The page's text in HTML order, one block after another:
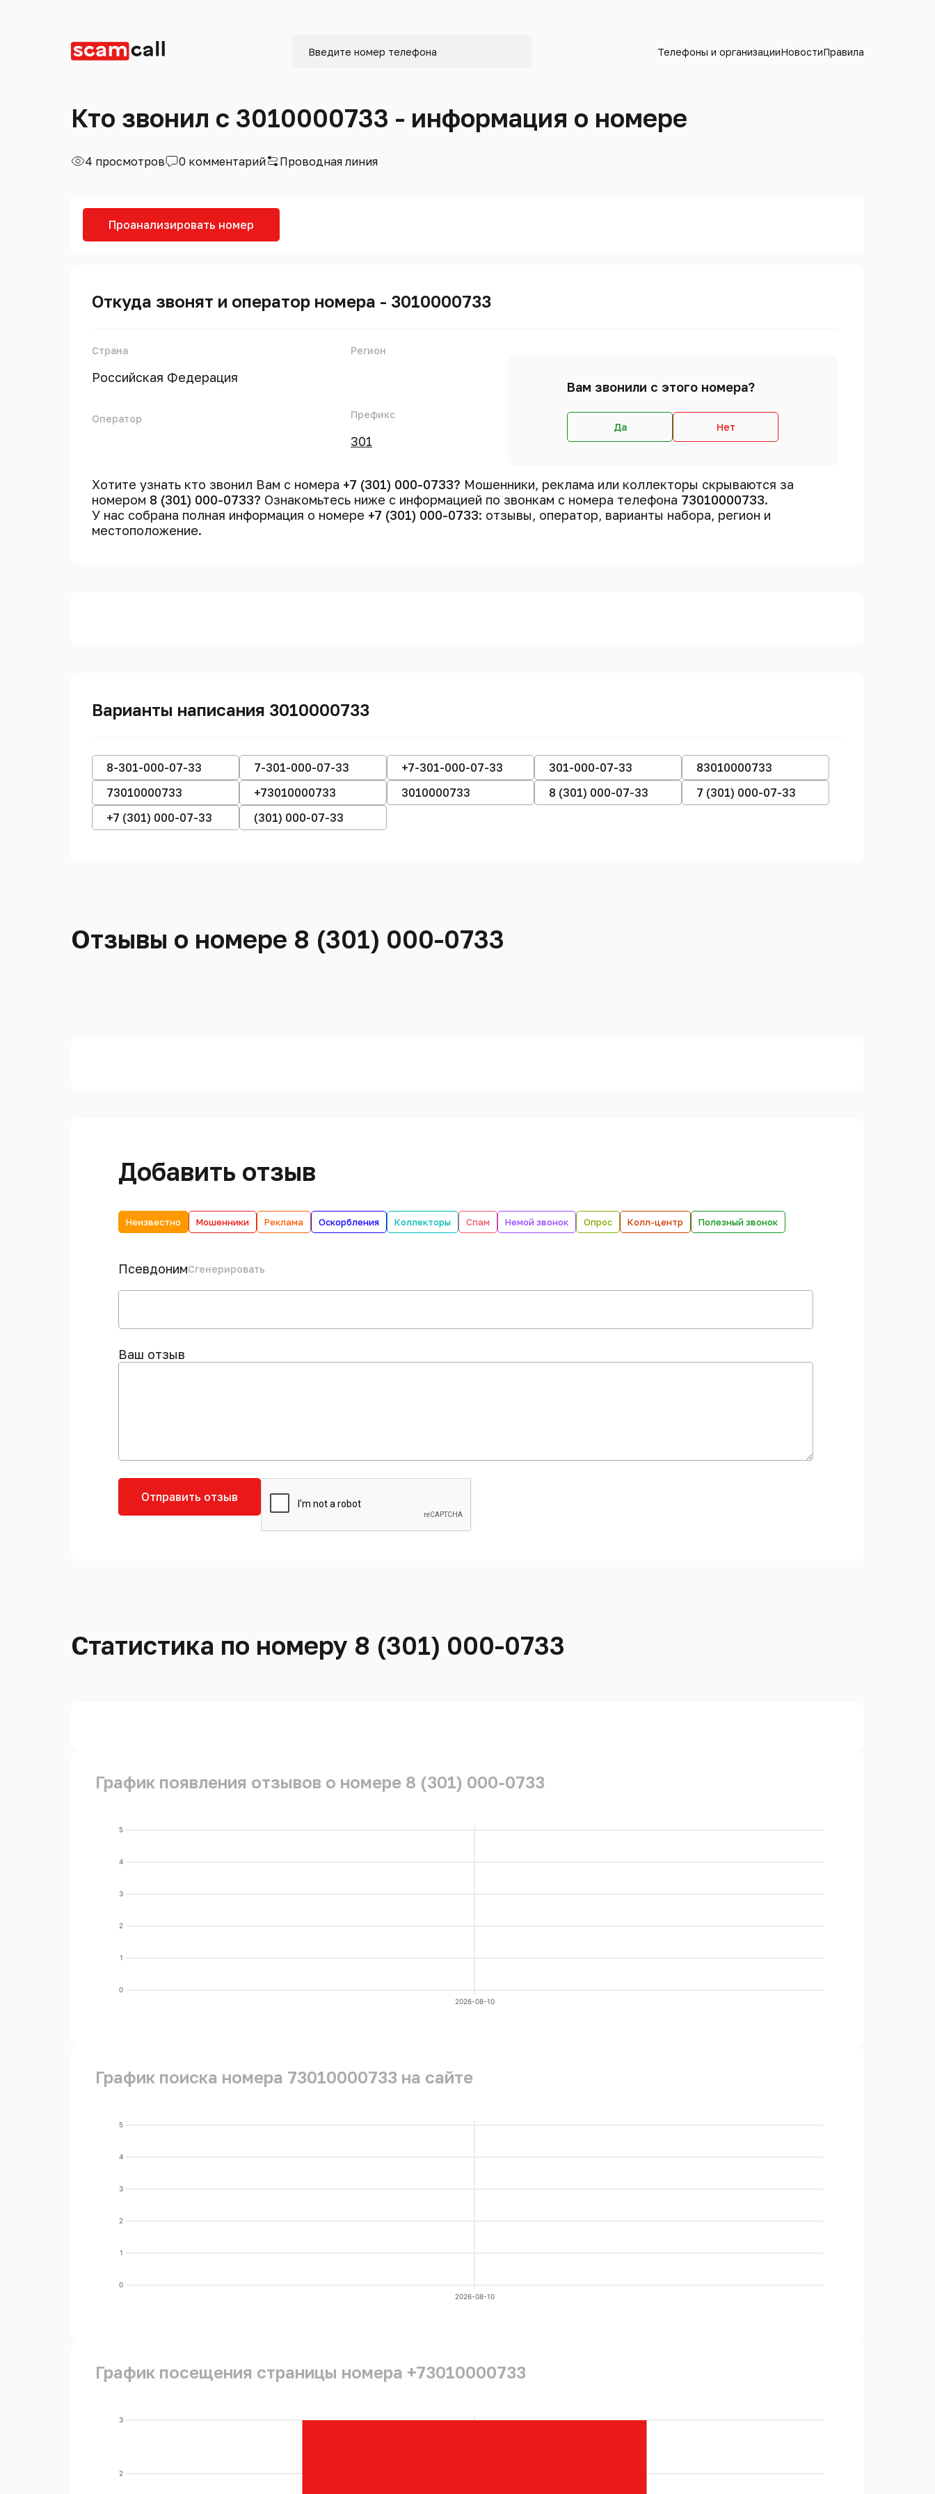
Телефоны и организацииНовостиПравила
Кто звонил с 3010000733 - информация о номере
4 просмотров 0 комментарий Проводная линия
Проанализировать номер
Откуда звонят и оператор номера - 3010000733
Страна
Российская Федерация
Оператор
Регион
Префикс
301
Вам звонили с этого номера?
Да Нет
Хотите узнать кто звонил Вам с номера +7 (301) 000-0733? Мошенники, реклама или коллекторы скрываются за
номером 8 (301) 000-0733? Ознакомьтесь ниже с информацией по звонкам с номера телефона 73010000733.
У нас собрана полная информация о номере +7 (301) 000-0733: отзывы, оператор, варианты набора, регион и
местоположение.
Варианты написания 3010000733
8-301-000-07-33 7-301-000-07-33 +7-301-000-07-33 301-000-07-33
83010000733
73010000733
+73010000733 3010000733 8 (301) 000-07-33
7 (301) 000-07-33
+7 (301) 000-07-33
(301) 000-07-33
Отзывы о номере 8 (301) 000-0733
Добавить отзыв
Неизвестно Мошенники Реклама Оскорбления Коллекторы Спам Немой звонок Опрос Колл-центр Полезный звонок
ПсевдонимСгенерировать
Ваш отзыв
Отправить отзыв
Статистика по номеру 8 (301) 000-0733
График появления отзывов о номере 8 (301) 000-0733
0
1
2
3
4
5
2026-08-10
График поиска номера 73010000733 на сайте
0
1
2
3
4
5
2026-08-10
График посещения страницы номера +73010000733
2
3